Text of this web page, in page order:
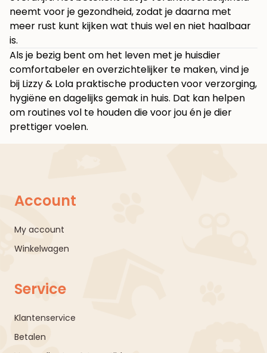
neemt voor je gezondheid, zodat je daarna met
meer rust kunt kijken wat thuis wel en niet haalbaar
is.
Als je bezig bent om het leven met je huisdier
comfortabeler en overzichtelijker te maken, vind je
bij Lizzy & Lola praktische producten voor verzorging,
hygiëne en dagelijks gemak in huis. Dat kan helpen
om routines vol te houden die voor jou én je dier
prettiger voelen.
Account
My account
Winkelwagen
Service
Klantenservice
Betalen